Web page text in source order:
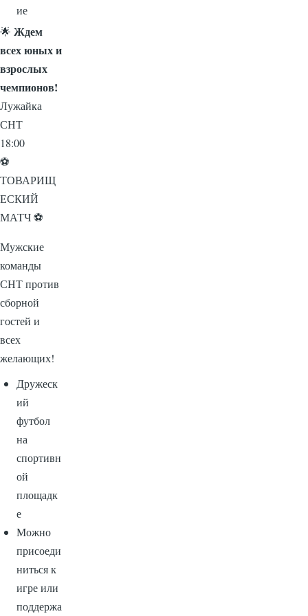
ие
🌟 Ждем
всех юных и
взрослых
чемпионов!
Лужайка
СНТ
18:00
⚽
ТОВАРИЩ
ЕСКИЙ
МАТЧ ⚽
Мужские
команды
СНТ против
сборной
гостей и
всех
желающих!
Дружеск
ий
футбол
на
спортивн
ой
площадк
е
Можно
присоеди
ниться к
игре или
поддержа